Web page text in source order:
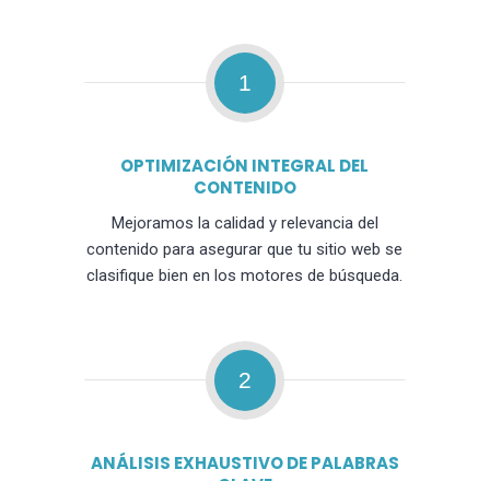
1
OPTIMIZACIÓN INTEGRAL DEL
CONTENIDO
Mejoramos la calidad y relevancia del
contenido para asegurar que tu sitio web se
clasifique bien en los motores de búsqueda.
2
ANÁLISIS EXHAUSTIVO DE PALABRAS